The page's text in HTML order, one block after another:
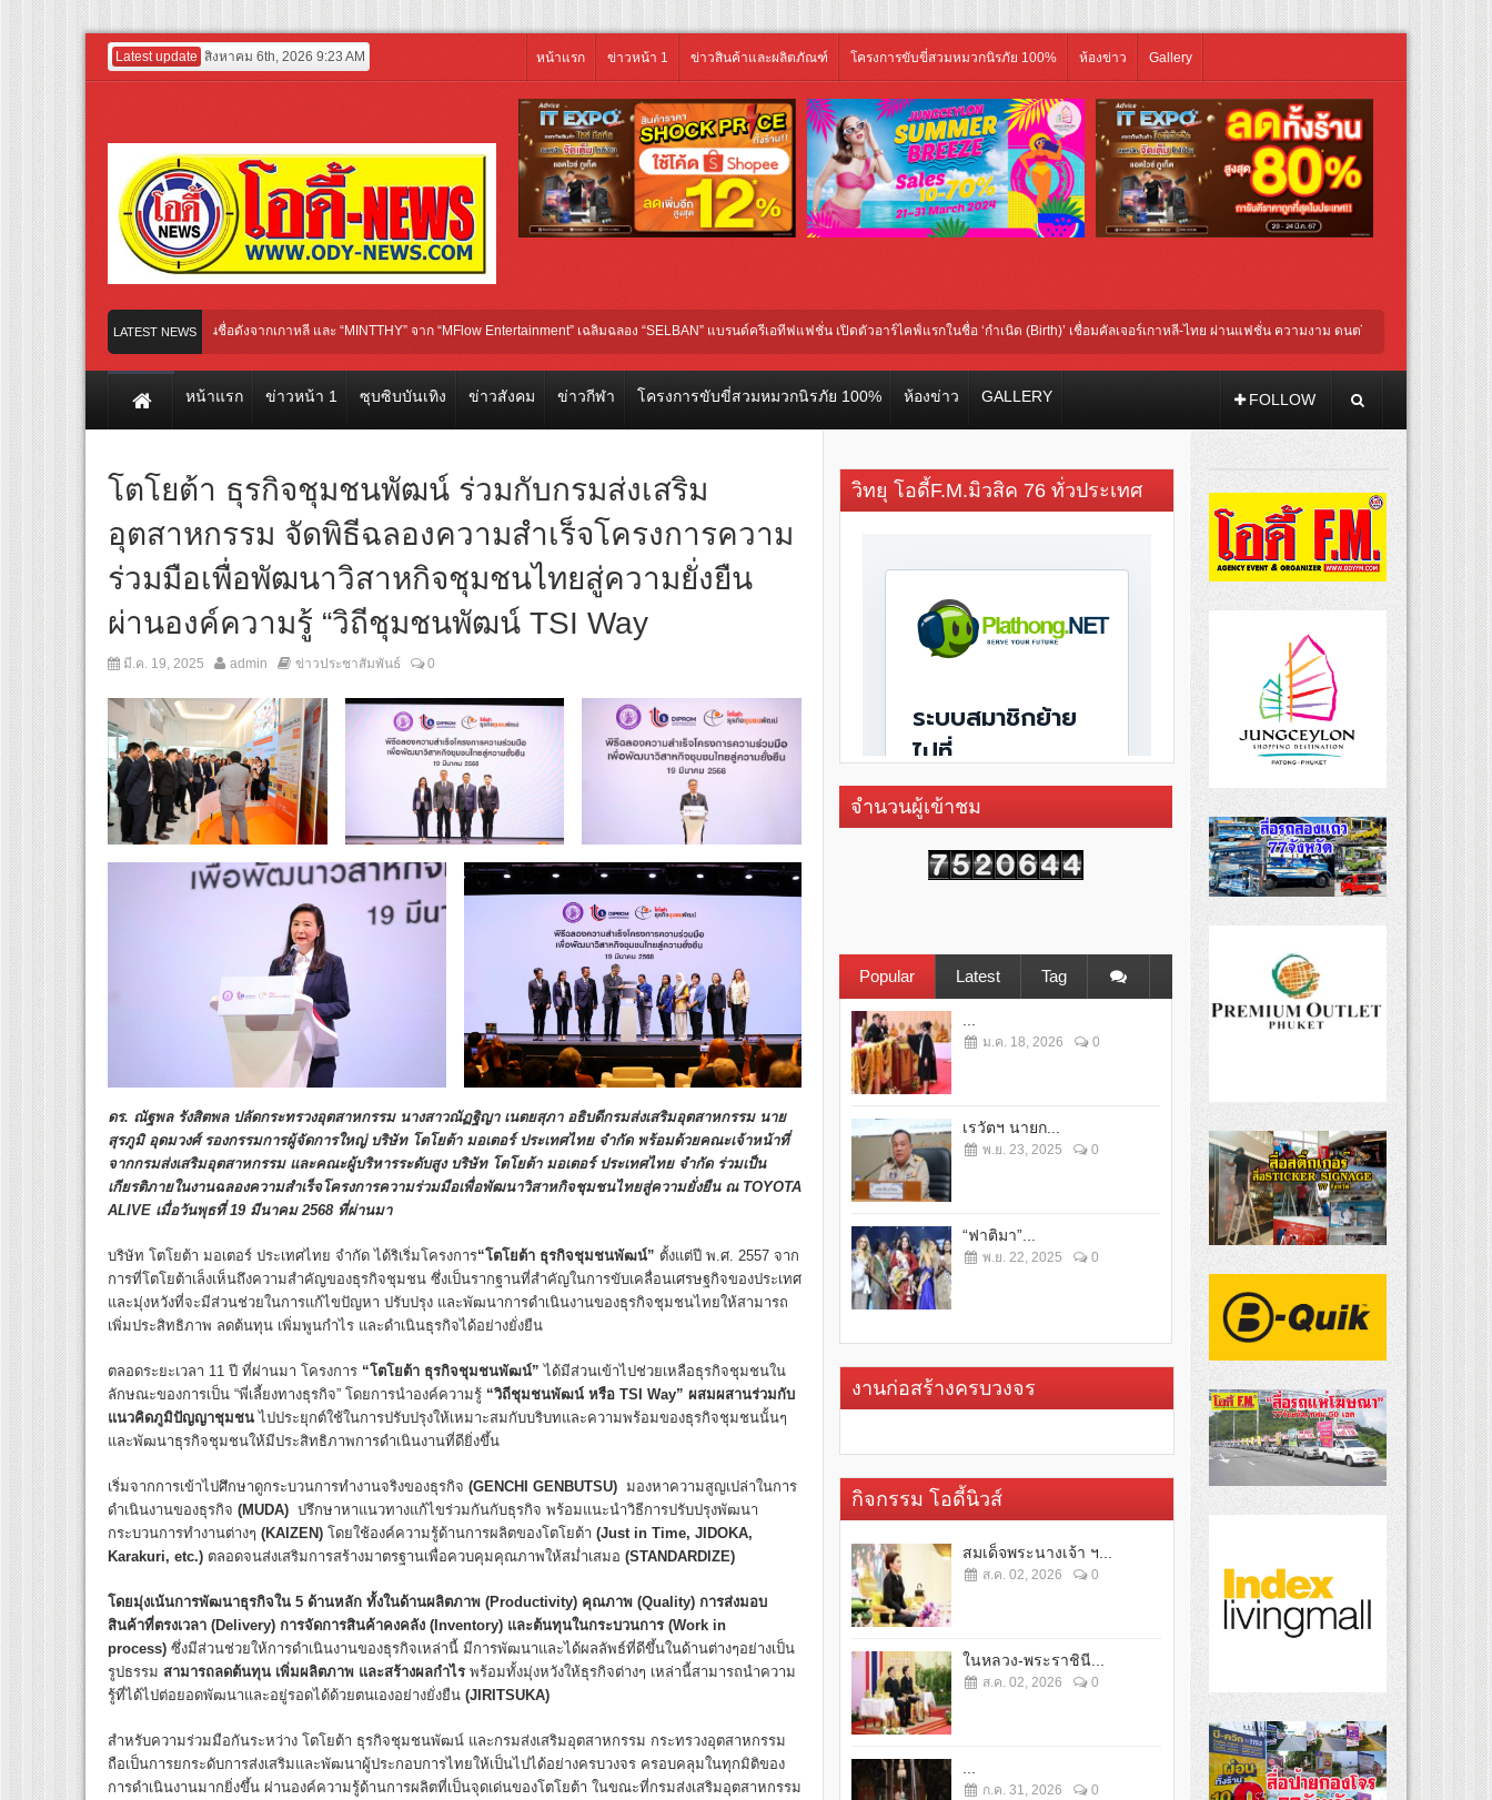
Latest update สิงหาคม 6th, 2026 9:23 AM หน้าแรก ข่าวหน้า 1 ข่าวสินค้าและผลิตภัณฑ์ โครงการขับขี่สวมหมวกนิรภัย 100% ห้องข่าว Gallery
LATEST NEWS
พร้อม “HOLLAND” ศิลปินชื่อดังจากเกาหลี และ “MINTTHY” จาก “MFlow Entertainment” เฉลิมฉลอง “SELBAN” แบรนด์ครีเอทีฟแฟชั่น เปิดตัวอาร์ไคฟ์แรกในชื่อ ‘กำเนิด (Birth)’ เชื่อมคัลเจอร์เกาหลี-ไทย ผ่านแฟชั่น ความงาม ดนตรี การแสดง และศิลปะ เข้าด้วยกัน
าลระดับโลก WorldPride Amsterdam 2026 ประกาศศักดาพลังประเทศไทยสู่สายตาชาวโลก
หน้าแรก ข่าวหน้า 1 ซุบซิบบันเทิง ข่าวสังคม ข่าวกีฬา โครงการขับขี่สวมหมวกนิรภัย 100% ห้องข่าว GALLERY FOLLOW
โตโยต้า ธุรกิจชุมชนพัฒน์ ร่วมกับกรมส่งเสริม
อุตสาหกรรม จัดพิธีฉลองความสำเร็จโครงการความ
ร่วมมือเพื่อพัฒนาวิสาหกิจชุมชนไทยสู่ความยั่งยืน
ผ่านองค์ความรู้ “วิถีชุมชนพัฒน์ TSI Way
มี.ค. 19, 2025 admin ข่าวประชาสัมพันธ์ 0
ดร. ณัฐพล รังสิตพล ปลัดกระทรวงอุตสาหกรรม นางสาวณัฏฐิญา เนตยสุภา อธิบดีกรมส่งเสริมอุตสาหกรรม นาย
สุรภูมิ อุดมวงศ์ รองกรรมการผู้จัดการใหญ่ บริษัท โตโยต้า มอเตอร์ ประเทศไทย จำกัด พร้อมด้วยคณะเจ้าหน้าที่
จากกรมส่งเสริมอุตสาหกรรม และคณะผู้บริหารระดับสูง บริษัท โตโยต้า มอเตอร์ ประเทศไทย จำกัด ร่วมเป็น
เกียรติภายในงานฉลองความสำเร็จโครงการความร่วมมือเพื่อพัฒนาวิสาหกิจชุมชนไทยสู่ความยั่งยืน ณ TOYOTA
ALIVE เมื่อวันพุธที่ 19 มีนาคม 2568 ที่ผ่านมา
บริษัท โตโยต้า มอเตอร์ ประเทศไทย จำกัด ได้ริเริ่มโครงการ“โตโยต้า ธุรกิจชุมชนพัฒน์” ตั้งแต่ปี พ.ศ. 2557 จาก
การที่โตโยต้าเล็งเห็นถึงความสำคัญของธุรกิจชุมชน ซึ่งเป็นรากฐานที่สำคัญในการขับเคลื่อนเศรษฐกิจของประเทศ
และมุ่งหวังที่จะมีส่วนช่วยในการแก้ไขปัญหา ปรับปรุง และพัฒนาการดำเนินงานของธุรกิจชุมชนไทยให้สามารถ
เพิ่มประสิทธิภาพ ลดต้นทุน เพิ่มพูนกำไร และดำเนินธุรกิจได้อย่างยั่งยืน
ตลอดระยะเวลา 11 ปี ที่ผ่านมา โครงการ “โตโยต้า ธุรกิจชุมชนพัฒน์” ได้มีส่วนเข้าไปช่วยเหลือธุรกิจชุมชนใน
ลักษณะของการเป็น “พี่เลี้ยงทางธุรกิจ” โดยการนำองค์ความรู้ “วิถีชุมชนพัฒน์ หรือ TSI Way” ผสมผสานร่วมกับ
แนวคิดภูมิปัญญาชุมชนไปประยุกต์ใช้ในการปรับปรุงให้เหมาะสมกับบริบทและความพร้อมของธุรกิจชุมชนนั้นๆ
และพัฒนาธุรกิจชุมชนให้มีประสิทธิภาพการดำเนินงานที่ดียิ่งขึ้น
เริ่มจากการเข้าไปศึกษาดูกระบวนการทำงานจริงของธุรกิจ (GENCHI GENBUTSU) มองหาความสูญเปล่าในการ
ดำเนินงานของธุรกิจ (MUDA) ปรึกษาหาแนวทางแก้ไขร่วมกันกับธุรกิจ พร้อมแนะนำวิธีการปรับปรุงพัฒนา
กระบวนการทำงานต่างๆ (KAIZEN) โดยใช้องค์ความรู้ด้านการผลิตของโตโยต้า (Just in Time, JIDOKA,
Karakuri, etc.) ตลอดจนส่งเสริมการสร้างมาตรฐานเพื่อควบคุมคุณภาพให้สม่ำเสมอ (STANDARDIZE)
โดยมุ่งเน้นการพัฒนาธุรกิจใน 5 ด้านหลัก ทั้งในด้านผลิตภาพ (Productivity) คุณภาพ (Quality) การส่งมอบ
สินค้าที่ตรงเวลา (Delivery) การจัดการสินค้าคงคลัง (Inventory) และต้นทุนในกระบวนการ (Work in
process) ซึ่งมีส่วนช่วยให้การดำเนินงานของธุรกิจเหล่านี้ มีการพัฒนาและได้ผลลัพธ์ที่ดีขึ้นในด้านต่างๆอย่างเป็น
รูปธรรม สามารถลดต้นทุน เพิ่มผลิตภาพ และสร้างผลกำไร พร้อมทั้งมุ่งหวังให้ธุรกิจต่างๆ เหล่านี้สามารถนำความ
รู้ที่ได้ไปต่อยอดพัฒนาและอยู่รอดได้ด้วยตนเองอย่างยั่งยืน (JIRITSUKA)
สำหรับความร่วมมือกันระหว่าง โตโยต้า ธุรกิจชุมชนพัฒน์ และกรมส่งเสริมอุตสาหกรรม กระทรวงอุตสาหกรรม
ถือเป็นการยกระดับการส่งเสริมและพัฒนาผู้ประกอบการไทยให้เป็นไปได้อย่างครบวงจร ครอบคลุมในทุกมิติของ
การดำเนินงานมากยิ่งขึ้น ผ่านองค์ความรู้ด้านการผลิตที่เป็นจุดเด่นของโตโยต้า ในขณะที่กรมส่งเสริมอุตสาหกรรม
วิทยุ โอดี้F.M.มิวสิค 76 ทั่วประเทศ
จำนวนผู้เข้าชม
Popular Latest Tag
ม.ค. 18, 2026 0
เรวัตฯ นายก...
พ.ย. 23, 2025 0
“ฟาติมา”...
พ.ย. 22, 2025 0
งานก่อสร้างครบวงจร
กิจกรรม โอดี้นิวส์
สมเด็จพระนางเจ้า ฯ...
ส.ค. 02, 2026 0
ในหลวง-พระราชินี...
ส.ค. 02, 2026 0
ก.ค. 31, 2026 0